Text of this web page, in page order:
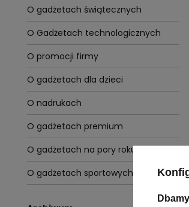
O gadżetach świątecznych
O Gadżetach technologicznych
O promocji firmy
O gadżetach dla dzieci
O nadrukach
O gadżetach premium
O gadżetach na pory roku
O gadżetach sportowych